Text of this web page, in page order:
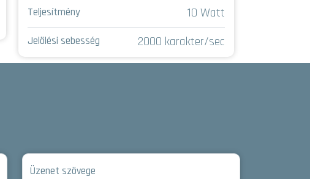
Teljesítmény 10 Watt
Jelölési sebesség 2000 karakter/sec
Üzenet szövege